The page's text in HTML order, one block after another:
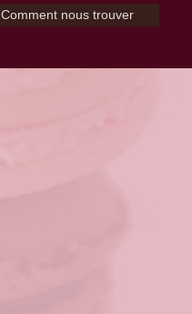
Comment nous trouver